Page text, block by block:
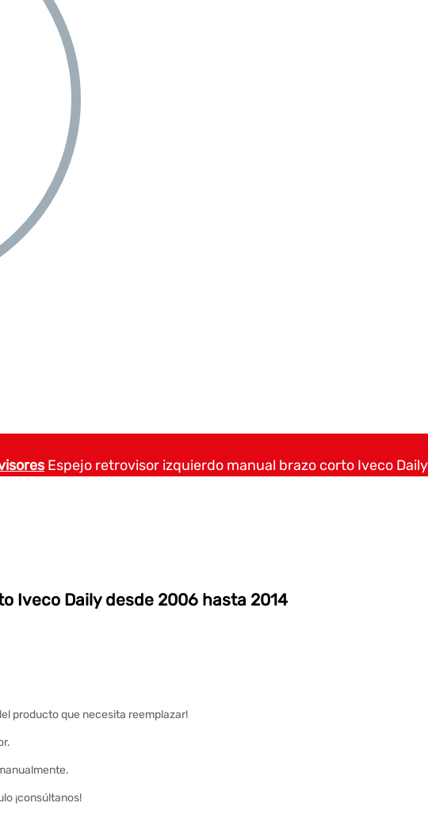
Espejo retrovisor izquierdo manual brazo corto Iveco
Iveco Daily desde 2006 hasta 2014
producto que necesita reemplazar!
¡consúltanos!